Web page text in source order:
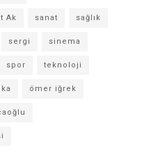
Ak sanat sağlık
sergi sinema
spor teknoloji
ömer iğrek